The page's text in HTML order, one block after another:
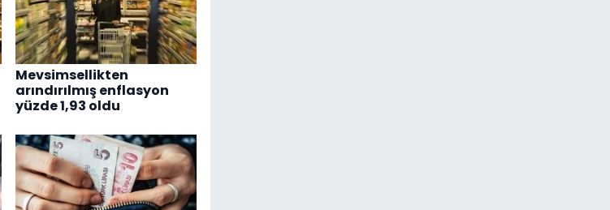
Mevsimsellikten
arındırılmış enflasyon
yüzde 1,93 oldu